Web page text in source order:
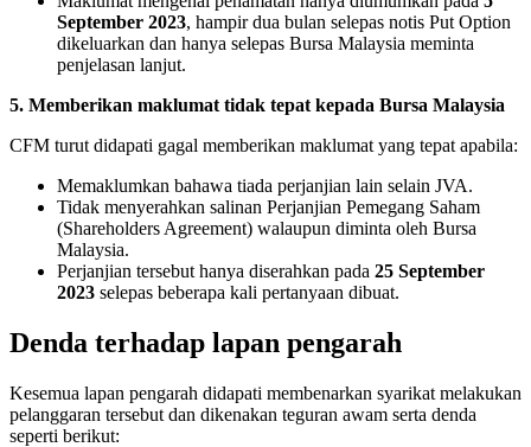
September 2023, hampir dua bulan selepas notis Put Option
dikeluarkan dan hanya selepas Bursa Malaysia meminta
penjelasan lanjut.
5. Memberikan maklumat tidak tepat kepada Bursa Malaysia
CFM turut didapati gagal memberikan maklumat yang tepat apabila:
Memaklumkan bahawa tiada perjanjian lain selain JVA.
Tidak menyerahkan salinan Perjanjian Pemegang Saham
(Shareholders Agreement) walaupun diminta oleh Bursa
Malaysia.
Perjanjian tersebut hanya diserahkan pada 25 September
2023 selepas beberapa kali pertanyaan dibuat.
Denda terhadap lapan pengarah
Kesemua lapan pengarah didapati membenarkan syarikat melakukan
pelanggaran tersebut dan dikenakan teguran awam serta denda
seperti berikut: